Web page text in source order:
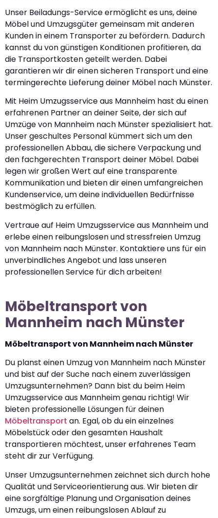
Unser Beiladungs-Service ermöglicht es uns, deine
Möbel und Umzugsgüter gemeinsam mit anderen
Kunden in einem Transporter zu befördern. Dadurch
kannst du von günstigen Konditionen profitieren, da
die Transportkosten geteilt werden. Dabei
garantieren wir dir einen sicheren Transport und eine
termingerechte Lieferung deiner Möbel nach Münster.
Mit Heim Umzugsservice aus Mannheim hast du einen
erfahrenen Partner an deiner Seite, der sich auf
Umzüge von Mannheim nach Münster spezialisiert hat.
Unser geschultes Personal kümmert sich um den
professionellen Abbau, die sichere Verpackung und
den fachgerechten Transport deiner Möbel. Dabei
legen wir großen Wert auf eine transparente
Kommunikation und bieten dir einen umfangreichen
Kundenservice, um deine individuellen Bedürfnisse
bestmöglich zu erfüllen.
Vertraue auf Heim Umzugsservice aus Mannheim und
erlebe einen reibungslosen und stressfreien Umzug
von Mannheim nach Münster. Kontaktiere uns für ein
unverbindliches Angebot und lass unseren
professionellen Service für dich arbeiten!
Möbeltransport von
Mannheim nach Münster
Möbeltransport von Mannheim nach Münster
Du planst einen Umzug von Mannheim nach Münster
und bist auf der Suche nach einem zuverlässigen
Umzugsunternehmen? Dann bist du beim Heim
Umzugsservice aus Mannheim genau richtig! Wir
bieten professionelle Lösungen für deinen
Möbeltransport an. Egal, ob du ein einzelnes
Möbelstück oder den gesamten Haushalt
transportieren möchtest, unser erfahrenes Team
steht dir zur Verfügung.
Unser Umzugsunternehmen zeichnet sich durch hohe
Qualität und Serviceorientierung aus. Wir bieten dir
eine sorgfältige Planung und Organisation deines
Umzugs, um einen reibungslosen Ablauf zu